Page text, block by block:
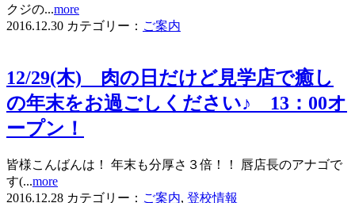
クジの...more
2016.12.30 カテゴリー： ご案内
12/29(木) 肉の日だけど見学店で癒し
の年末をお過ごしください♪ 13：00オ
ープン！
皆様こんばんは！ 年末も分厚さ３倍！！ 唇店長のアナゴで
す(...more
2016.12.28 カテゴリー： ご案内, 登校情報